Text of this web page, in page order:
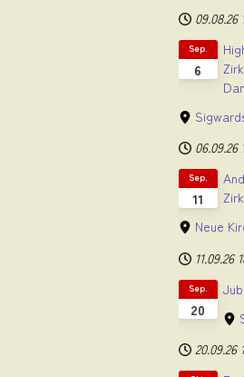
09.08.26
6
Sep.
06.09.26
11
Sep.
Neue
11.09.26
20
Sep.
20.09.26